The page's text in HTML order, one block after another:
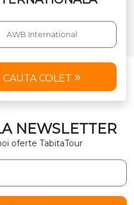
CAUTA COLET
NEWSLETTER
oferte TabitaTour